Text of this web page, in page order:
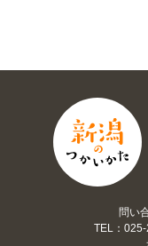
問い
TEL：